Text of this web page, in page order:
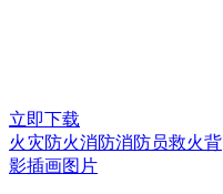
立即下载
火灾防火消防消防员救火背
影插画图片